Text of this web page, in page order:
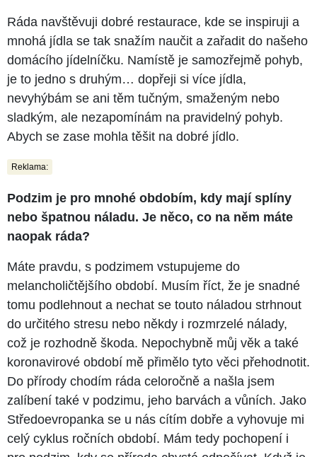
Ráda navštěvuji dobré restaurace, kde se inspiruji a
mnohá jídla se tak snažím naučit a zařadit do našeho
domácího jídelníčku. Namístě je samozřejmě pohyb,
je to jedno s druhým… dopřeji si více jídla,
nevyhýbám se ani těm tučným, smaženým nebo
sladkým, ale nezapomínám na pravidelný pohyb.
Abych se zase mohla těšit na dobré jídlo.
Reklama:
Podzim je pro mnohé obdobím, kdy mají splíny
nebo špatnou náladu. Je něco, co na něm máte
naopak ráda?
Máte pravdu, s podzimem vstupujeme do
melancholičtějšího období. Musím říct, že je snadné
tomu podlehnout a nechat se touto náladou strhnout
do určitého stresu nebo někdy i rozmrzelé nálady,
což je rozhodně škoda. Nepochybně můj věk a také
koronavirové období mě přimělo tyto věci přehodnotit.
Do přírody chodím ráda celoročně a našla jsem
zalíbení také v podzimu, jeho barvách a vůních. Jako
Středoevropanka se u nás cítím dobře a vyhovuje mi
celý cyklus ročních období. Mám tedy pochopení i